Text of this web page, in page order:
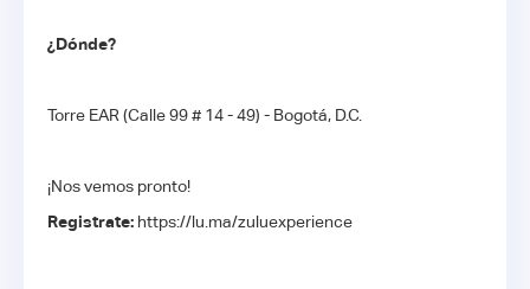
¿Dónde?
Torre EAR (Calle 99 # 14 - 49) - Bogotá, D.C.
¡Nos vemos pronto!
Registrate: https://lu.ma/zuluexperience